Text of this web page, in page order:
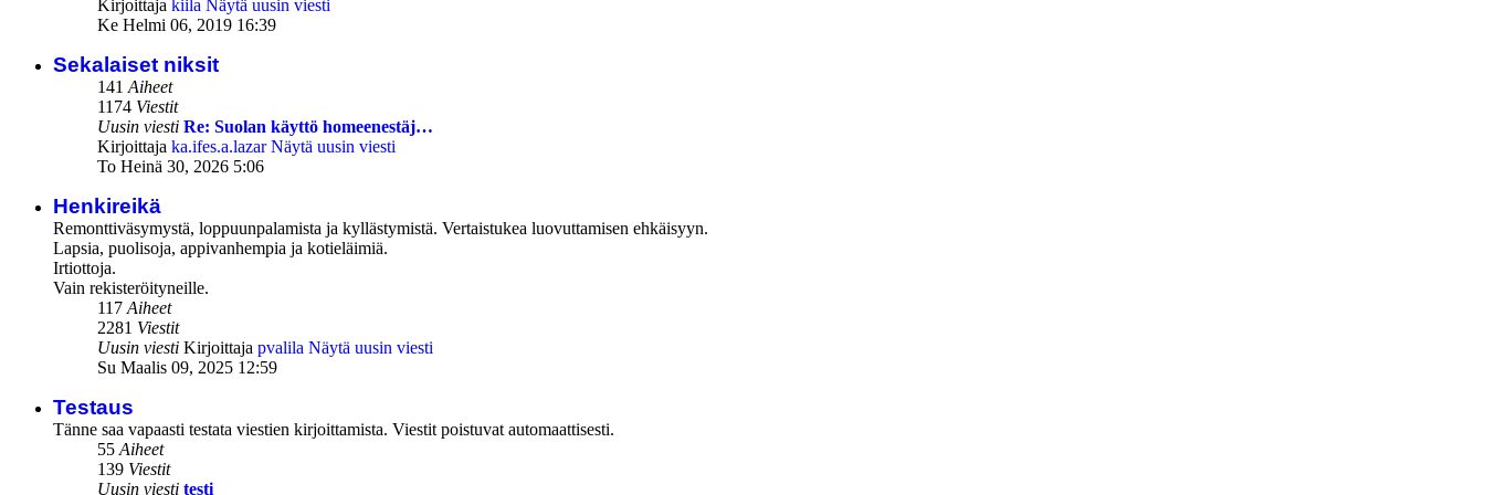
Kirjoittaja kiila Näytä uusin viesti
Ke Helmi 06, 2019 16:39
Sekalaiset niksit
141Aiheet
1174 Viestit
Uusin viesti Re: Suolan käyttö homeenestäj…
Kirjoittaja ka.ifes.a.lazar Näytä uusin viesti
To Heinä 30, 2026 5:06
Henkireikä
Remonttiväsymystä, loppuunpalamista ja kyllästymistä. Vertaistukea luovuttamisen ehkäisyyn.
Lapsia, puolisoja, appivanhempia ja kotieläimiä.
Irtiottoja.
Vain rekisteröityneille.
117Aiheet
2281 Viestit
Uusin viesti Kirjoittaja pvalila Näytä uusin viesti
Su Maalis 09, 2025 12:59
Testaus
Tänne saa vapaasti testata viestien kirjoittamista. Viestit poistuvat automaattisesti.
55Aiheet
139 Viestit
Uusin viesti testi